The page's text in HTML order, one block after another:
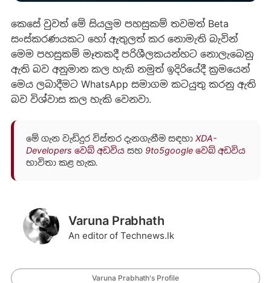
කෙසේ වුවත් මේ සියලුම පහසුකම් තවමත් Beta
සංස්කරණයකට හෝ ඇතුලත් කර නොමැති බැවින්
මෙම පහසුකම් මෑතකදී පරිශීලකයන්හට නොලැබෙනු
ඇති බව අනුමාන කල හැකි නමුත් ඉදිරියේදී ක්‍රමයෙන්
මෙය ලබාදීමට WhatsApp සමාගම කටයුතු කරනු ඇති
බව විශ්වාස කල හැකි වෙනවා.
මේ ගැන වැඩිදුර විස්තර දැනගැනීම සඳහා XDA-
Developers වෙබ් අඩවියසහ 9to5google වෙබ් අඩවිය
භාවිතා කළ හැක.
Varuna Prabhath
An editor of Technews.lk
Varuna Prabhath's Profile